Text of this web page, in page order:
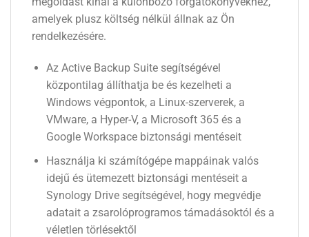
amelyek plusz költség nélkül állnak az Ön
rendelkezésére.
Az Active Backup Suite segítségével
központilag állíthatja be és kezelheti a
Windows végpontok, a Linux-szerverek, a
VMware, a Hyper-V, a Microsoft 365 és a
Google Workspace biztonsági mentéseit
Használja ki számítógépe mappáinak valós
idejű és ütemezett biztonsági mentéseit a
Synology Drive segítségével, hogy megvédje
adatait a zsarolóprogramos támadásoktól és a
véletlen törlésektől